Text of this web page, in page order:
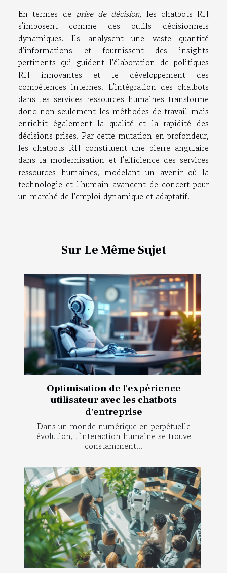
En termes de prise de décision, les chatbots RH
s'imposent comme des outils décisionnels
dynamiques. Ils analysent une vaste quantité
d'informations et fournissent des insights
pertinents qui guident l'élaboration de politiques
RH innovantes et le développement des
compétences internes. L'intégration des chatbots
dans les services ressources humaines transforme
donc non seulement les méthodes de travail mais
enrichit également la qualité et la rapidité des
décisions prises. Par cette mutation en profondeur,
les chatbots RH constituent une pierre angulaire
dans la modernisation et l'efficience des services
ressources humaines, modelant un avenir où la
technologie et l'humain avancent de concert pour
un marché de l'emploi dynamique et adaptatif.
Sur Le Même Sujet
Optimisation de l'expérience
utilisateur avec les chatbots
d'entreprise
Dans un monde numérique en perpétuelle
évolution, l'interaction humaine se trouve
constamment...